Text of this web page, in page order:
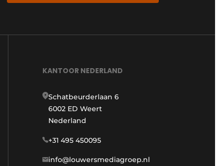
KANTOOR NEDERLAND
Schatbeurderlaan 6
6002 ED Weert
Nederland
+31 495 450095
info@louwersmediagroep.nl